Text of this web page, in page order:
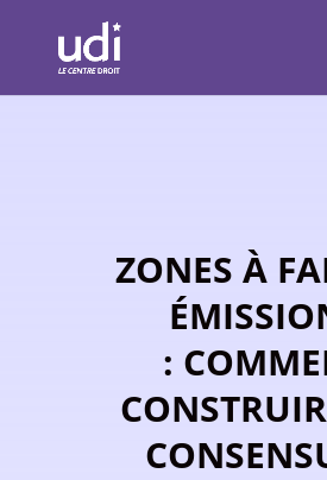
ZONES À
: